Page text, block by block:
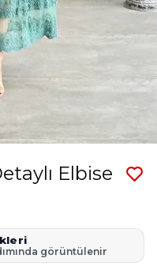
Elbise
görüntülenir